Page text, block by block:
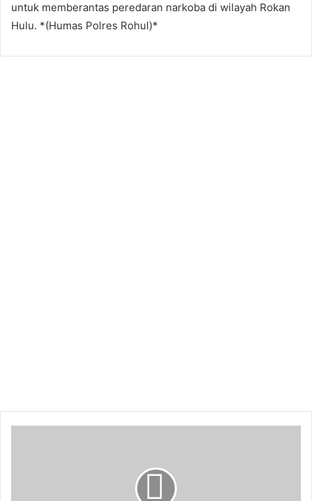
untuk memberantas peredaran narkoba di wilayah Rokan
Hulu. *(Humas Polres Rohul)*